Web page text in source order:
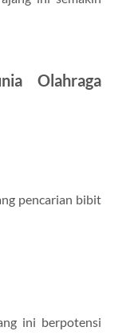
Olahraga
pencarian bibit
ini berpotensi